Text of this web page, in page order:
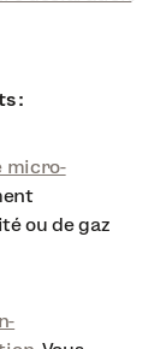
:
micro-
ou de gaz